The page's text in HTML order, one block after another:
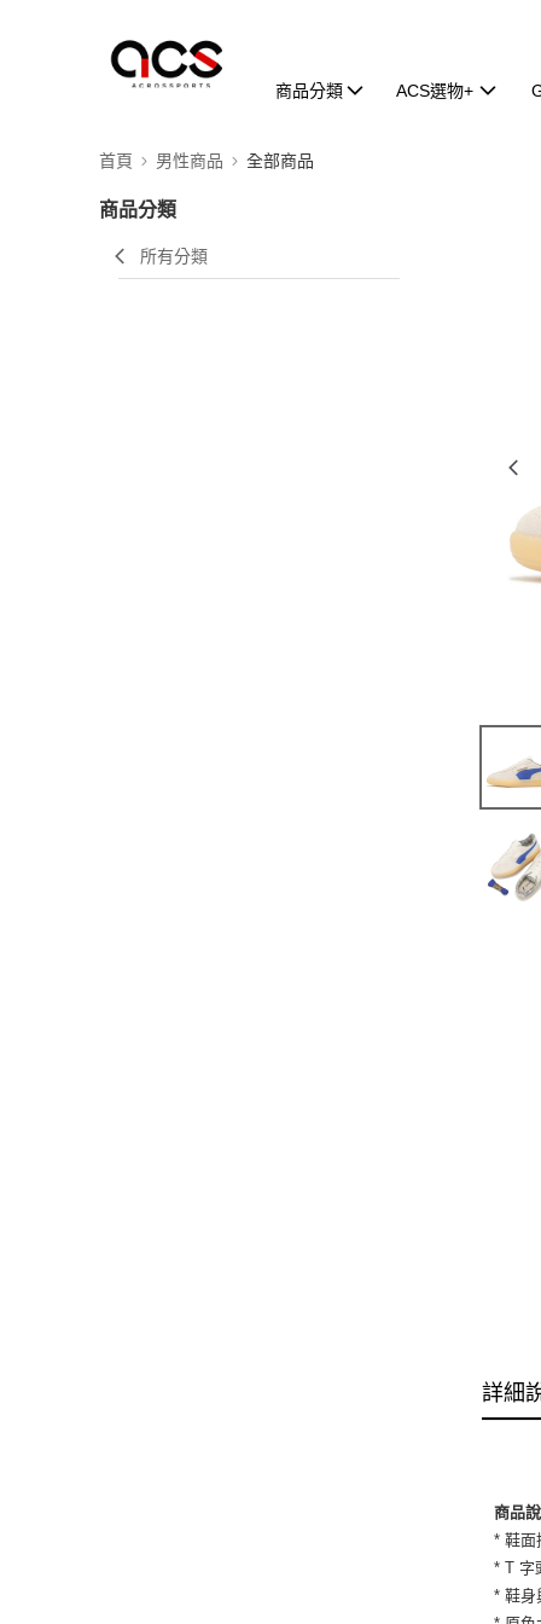
商品分類 ACS選物+
首頁 男性商品 全部商品
商品分類
所有分類
詳細
商品
* 鞋面
* T 字
* 鞋身